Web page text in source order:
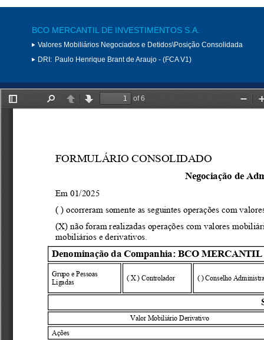
BCO MERCANTIL DE INVESTIMENTOS S.A.
Valores Mobiliários Negociados e Detidos\Posição Consolidada
DRI: Paulo Henrique Brant de Araujo - (FCA V1)